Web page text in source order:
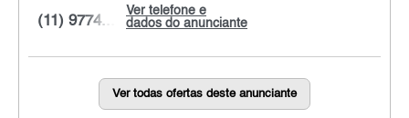
Ver telefone e
dados do anunciante
(11) 9774...
Ver todas ofertas deste anunciante